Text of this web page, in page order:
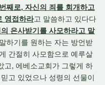
째로, 자신의 죄를 회개하고
영접하라고 말씀하고 있다다
은사받기를 사모하라고 말
하기를 원하는 자는 방언받
간절히 사모함으로 예루살
고, 에베소교회가 그렇게 하
고 있었으나 성령의 선물이